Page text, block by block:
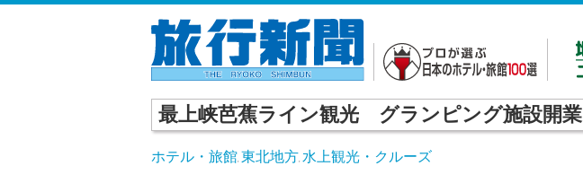
最上峡芭蕉ライン観光 グランピング施設開業
ホテル・旅館 東北地方 水上観光・クルーズ